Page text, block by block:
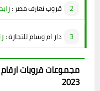
قروبتعارفمصر :ر
دار ام وسام للتجارة :ر
مجموعات قروبات
2023